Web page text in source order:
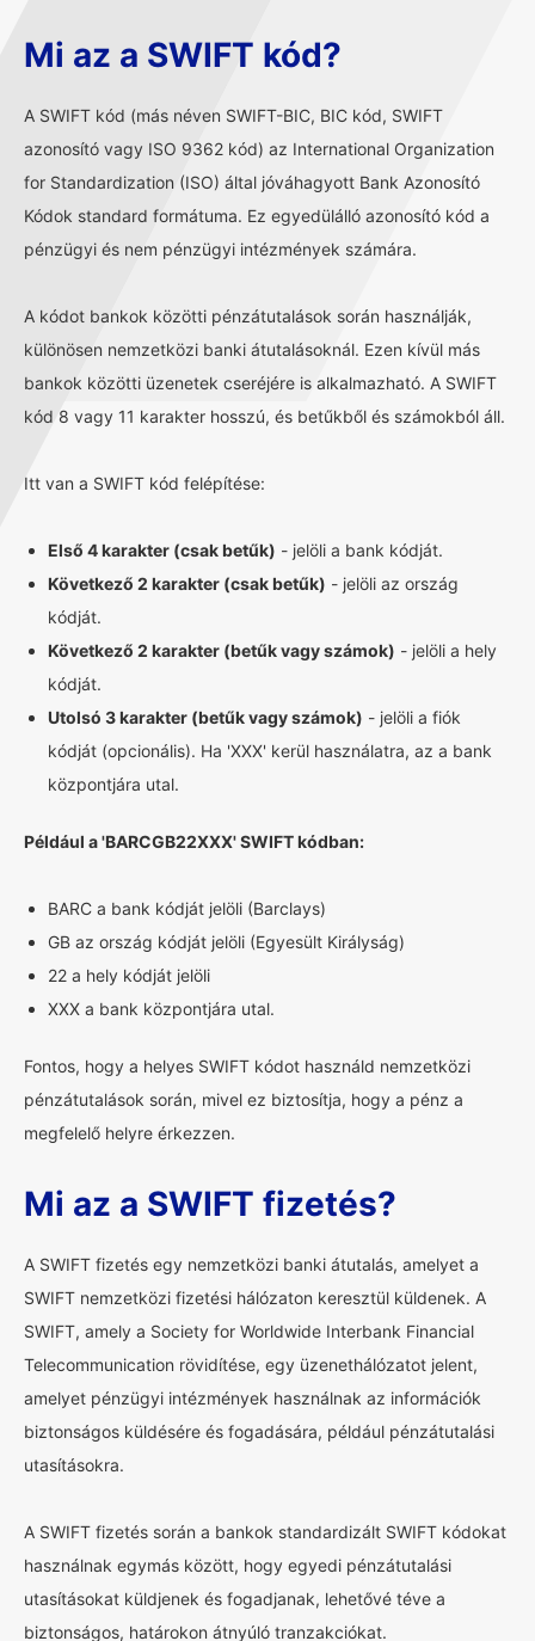
Mi az a SWIFT kód?
A SWIFT kód (más néven SWIFT-BIC, BIC kód, SWIFT
azonosító vagy ISO 9362 kód) az International Organization
for Standardization (ISO) által jóváhagyott Bank Azonosító
Kódok standard formátuma. Ez egyedülálló azonosító kód a
pénzügyi és nem pénzügyi intézmények számára.
A kódot bankok közötti pénzátutalások során használják,
különösen nemzetközi banki átutalásoknál. Ezen kívül más
bankok közötti üzenetek cseréjére is alkalmazható. A SWIFT
kód 8 vagy 11 karakter hosszú, és betűkből és számokból áll.
Itt van a SWIFT kód felépítése:
Első 4 karakter (csak betűk) - jelöli a bank kódját.
Következő 2 karakter (csak betűk) - jelöli az ország
kódját.
Következő 2 karakter (betűk vagy számok) - jelöli a hely
kódját.
Utolsó 3 karakter (betűk vagy számok) - jelöli a fiók
kódját (opcionális). Ha 'XXX' kerül használatra, az a bank
központjára utal.
Például a 'BARCGB22XXX' SWIFT kódban:
BARC a bank kódját jelöli (Barclays)
GB az ország kódját jelöli (Egyesült Királyság)
22 a hely kódját jelöli
XXX a bank központjára utal.
Fontos, hogy a helyes SWIFT kódot használd nemzetközi
pénzátutalások során, mivel ez biztosítja, hogy a pénz a
megfelelő helyre érkezzen.
Mi az a SWIFT fizetés?
A SWIFT fizetés egy nemzetközi banki átutalás, amelyet a
SWIFT nemzetközi fizetési hálózaton keresztül küldenek. A
SWIFT, amely a Society for Worldwide Interbank Financial
Telecommunication rövidítése, egy üzenethálózatot jelent,
amelyet pénzügyi intézmények használnak az információk
biztonságos küldésére és fogadására, például pénzátutalási
utasításokra.
A SWIFT fizetés során a bankok standardizált SWIFT kódokat
használnak egymás között, hogy egyedi pénzátutalási
utasításokat küldjenek és fogadjanak, lehetővé téve a
biztonságos, határokon átnyúló tranzakciókat.